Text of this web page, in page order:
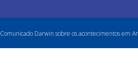
Comunicado Darwin sobre os acontecimentos em